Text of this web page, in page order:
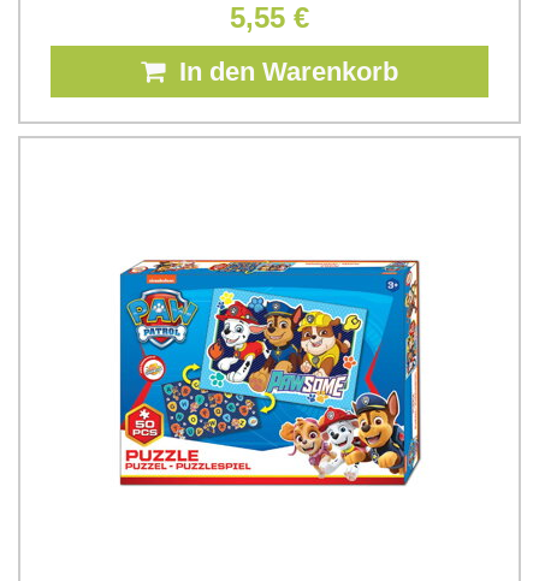
5,55 €
In den Warenkorb